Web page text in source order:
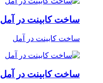
ساخت کابینت در آمل
ساخت کابینت در آمل
ساخت کابینت در آمل